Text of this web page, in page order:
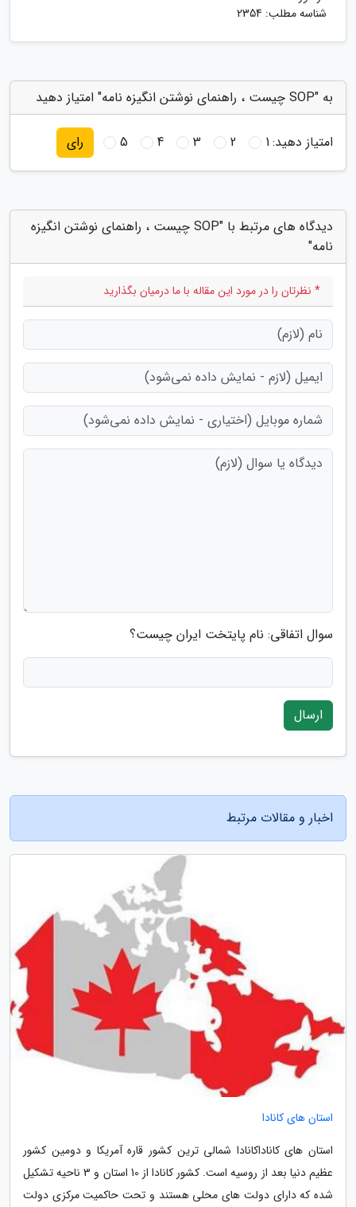
شناسه مطلب: 2354
به "SOP چیست ، راهنمای نوشتن انگیزه نامه" امتیاز دهید
امتیاز دهید:1
2
3
4
5 رای
دیدگاه های مرتبط با "SOP چیست ، راهنمای نوشتن انگیزه
نامه"
* نظرتان را در مورد این مقاله با ما درمیان بگذارید
سوال اتفاقی: نام پایتخت ایران چیست؟
ارسال
اخبار و مقالات مرتبط
استان های کانادا
استان های کاناداکانادا شمالی ترین کشور قاره آمریکا و دومین کشور
عظیم دنیا بعد از روسیه است. کشور کانادا از 10 استان و 3 ناحیه تشکیل
شده که دارای دولت های محلی هستند و تحت حاکمیت مرکزی دولت